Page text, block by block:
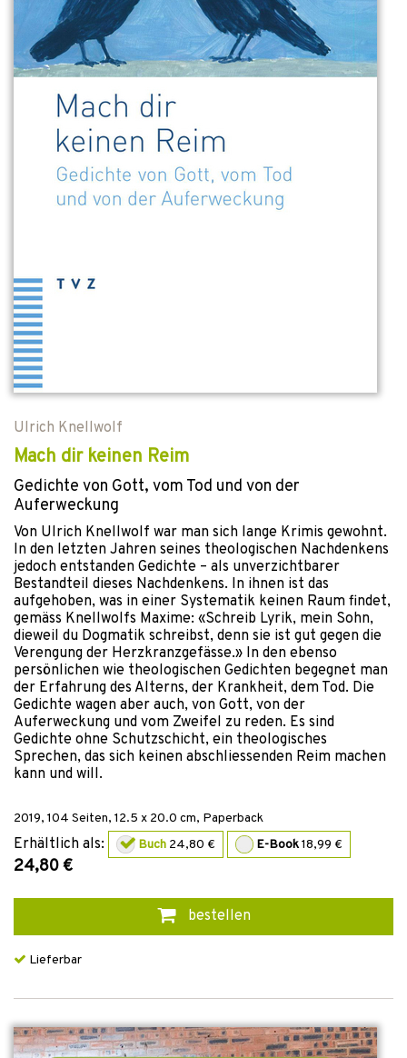
Ulrich Knellwolf
Mach dir keinen Reim
Gedichte von Gott, vom Tod und von der
Auferweckung
Von Ulrich Knellwolf war man sich lange Krimis gewohnt.
In den letzten Jahren seines theologischen Nachdenkens
jedoch entstanden Gedichte – als unverzichtbarer
Bestandteil dieses Nachdenkens. In ihnen ist das
aufgehoben, was in einer Systematik keinen Raum findet,
gemäss Knellwolfs Maxime: «Schreib Lyrik, mein Sohn,
dieweil du Dogmatik schreibst, denn sie ist gut gegen die
Verengung der Herzkranzgefässe.» In den ebenso
persönlichen wie theologischen Gedichten begegnet man
der Erfahrung des Alterns, der Krankheit, dem Tod. Die
Gedichte wagen aber auch, von Gott, von der
Auferweckung und vom Zweifel zu reden. Es sind
Gedichte ohne Schutzschicht, ein theologisches
Sprechen, das sich keinen abschliessenden Reim machen
kann und will.
2019, 104 Seiten, 12.5 x 20.0 cm, Paperback
Erhältlich als: Buch 24,80 € E-Book18,99 €
24,80 €
bestellen
Lieferbar